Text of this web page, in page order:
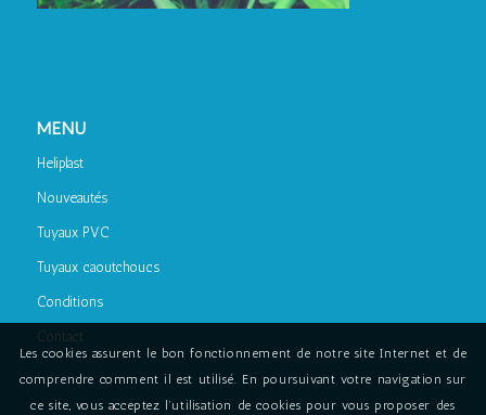
MENU
Heliplast
Nouveautés
Tuyaux PVC
Tuyaux caoutchoucs
Conditions
Contact
Les cookies assurent le bon fonctionnement de notre site Internet et de
comprendre comment il est utilisé. En poursuivant votre navigation sur
ce site, vous acceptez l’utilisation de cookies pour vous proposer des